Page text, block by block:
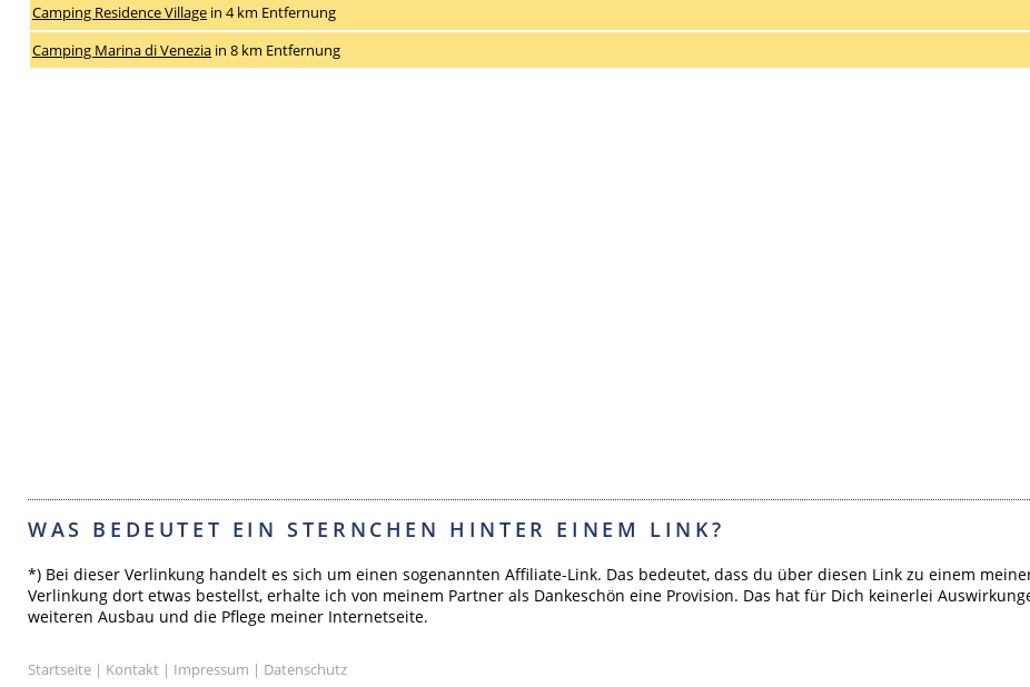
Camping Residence Village in 4 km Entfernung
Camping Marina di Venezia in 8 km Entfernung
WAS BEDEUTET EIN STERNCHEN HINTER EINEM LINK?
*) Bei dieser Verlinkung handelt es sich um einen sogenannten Affiliate-Link. Das bedeutet, dass du über diesen Link zu einem
Verlinkung dort etwas bestellst, erhalte ich von meinem Partner als Dankeschön eine Provision. Das hat für Dich keinerlei
weiteren Ausbau und die Pflege meiner Internetseite.
Startseite | Kontakt | Impressum | Datenschutz